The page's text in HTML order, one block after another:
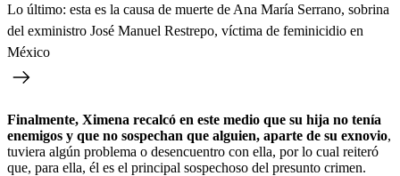
Lo último: esta es la causa de muerte de Ana María Serrano, sobrina
del exministro José Manuel Restrepo, víctima de feminicidio en
México
Finalmente, Ximena recalcó en este medio que su hija no tenía
enemigos y que no sospechan que alguien, aparte de su exnovio,
tuviera algún problema o desencuentro con ella, por lo cual reiteró
que, para ella, él es el principal sospechoso del presunto crimen.